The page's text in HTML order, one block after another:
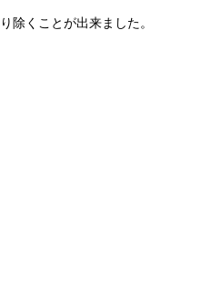
除くことが出来ました。